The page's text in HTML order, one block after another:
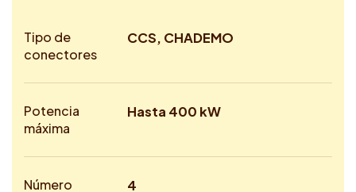
Tipo de
conectores
CCS, CHADEMO
Potencia
máxima
Hasta 400 kW
Número
4